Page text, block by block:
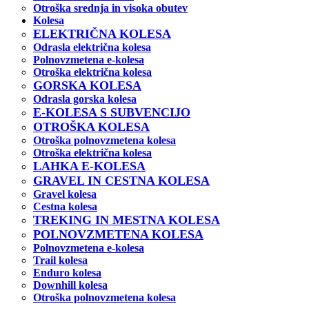
Otroška srednja in visoka obutev
Kolesa
ELEKTRIČNA KOLESA
Odrasla električna kolesa
Polnovzmetena e-kolesa
Otroška električna kolesa
GORSKA KOLESA
Odrasla gorska kolesa
E-KOLESA S SUBVENCIJO
OTROŠKA KOLESA
Otroška polnovzmetena kolesa
Otroška električna kolesa
LAHKA E-KOLESA
GRAVEL IN CESTNA KOLESA
Gravel kolesa
Cestna kolesa
TREKING IN MESTNA KOLESA
POLNOVZMETENA KOLESA
Polnovzmetena e-kolesa
Trail kolesa
Enduro kolesa
Downhill kolesa
Otroška polnovzmetena kolesa